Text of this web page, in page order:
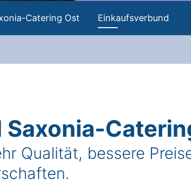
Catering Ost Einkaufsverbund
Qualität, bessere